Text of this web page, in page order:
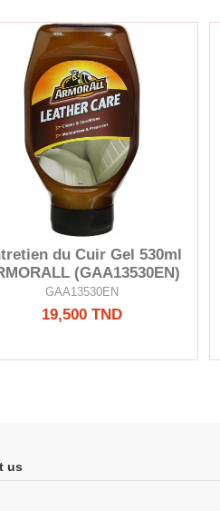
du Cuir Gel 530ml
(GAA13530EN)
GAA13530EN
19,500 TND
us